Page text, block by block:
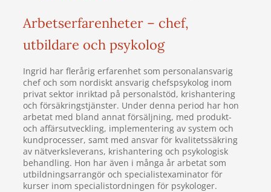
Arbetserfarenheter – chef,
utbildare och psykolog
Ingrid har flerårig erfarenhet som personalansvarig
chef och som nordiskt ansvarig chefspsykolog inom
privat sektor inriktad på personalstöd, krishantering
och försäkringstjänster. Under denna period har hon
arbetat med bland annat försäljning, med produkt-
och affärsutveckling, implementering av system och
kundprocesser, samt med ansvar för kvalitetssäkring
av nätverksleverans, krishantering och psykologisk
behandling. Hon har även i många år arbetat som
utbildningsarrangör och specialistexaminator för
kurser inom specialistordningen för psykologer.